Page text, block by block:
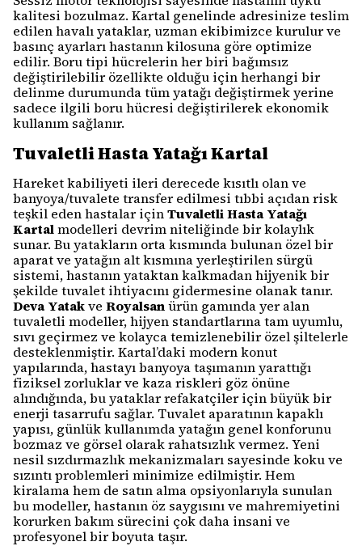
kalitesi bozulmaz. Kartal genelinde adresinize teslim
edilen havalı yataklar, uzman ekibimizce kurulur ve
basınç ayarları hastanın kilosuna göre optimize
edilir. Boru tipi hücrelerin her biri bağımsız
değiştirilebilir özellikte olduğu için herhangi bir
delinme durumunda tüm yatağı değiştirmek yerine
sadece ilgili boru hücresi değiştirilerek ekonomik
kullanım sağlanır.
Tuvaletli Hasta Yatağı Kartal
Hareket kabiliyeti ileri derecede kısıtlı olan ve
banyoya/tuvalete transfer edilmesi tıbbi açıdan risk
teşkil eden hastalar içinTuvaletli Hasta Yatağı
Kartalmodelleri devrim niteliğinde bir kolaylık
sunar. Bu yatakların orta kısmında bulunan özel bir
aparat ve yatağın alt kısmına yerleştirilen sürgü
sistemi, hastanın yataktan kalkmadan hijyenik bir
şekilde tuvalet ihtiyacını gidermesine olanak tanır.
Deva Yatakve Royalsanürün gamında yer alan
tuvaletli modeller, hijyen standartlarına tam uyumlu,
sıvı geçirmez ve kolayca temizlenebilir özel şiltelerle
desteklenmiştir. Kartal’daki modern konut
yapılarında, hastayı banyoya taşımanın yarattığı
fiziksel zorluklar ve kaza riskleri göz önüne
alındığında, bu yataklar refakatçiler için büyük bir
enerji tasarrufu sağlar. Tuvalet aparatının kapaklı
yapısı, günlük kullanımda yatağın genel konforunu
bozmaz ve görsel olarak rahatsızlık vermez. Yeni
nesil sızdırmazlık mekanizmaları sayesinde koku ve
sızıntı problemleri minimize edilmiştir. Hem
kiralama hem de satın alma opsiyonlarıyla sunulan
bu modeller, hastanın öz saygısını ve mahremiyetini
korurken bakım sürecini çok daha insani ve
profesyonel bir boyuta taşır.